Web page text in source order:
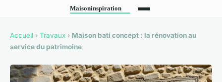
Accueil › Travaux › Maison bati concept : la rénovation au
service du patrimoine